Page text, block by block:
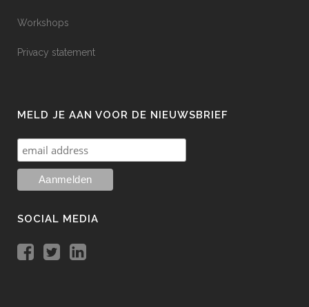
Workshops
Privacy statement
MELD JE AAN VOOR DE NIEUWSBRIEF
SOCIAL MEDIA